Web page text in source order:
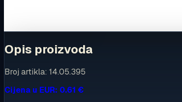
Opis proizvoda
Broj artikla: 14.05.395
Cijena u EUR: 0.61 €